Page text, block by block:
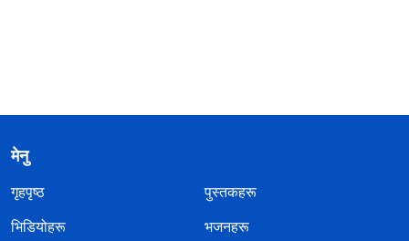
मेनु
गृहपृष्ठ
पुस्तकहरू
भिडियोहरू
भजनहरू